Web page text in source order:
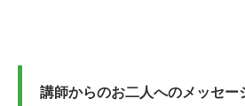
講師からのお二人へのメッセー